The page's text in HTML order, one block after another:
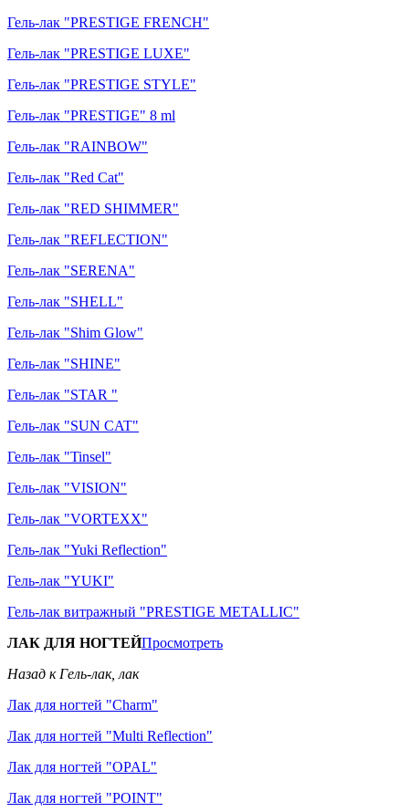
Гель-лак "PRESTIGE FRENCH"
Гель-лак "PRESTIGE LUXE"
Гель-лак "PRESTIGE STYLE"
Гель-лак "PRESTIGE" 8 ml
Гель-лак "RAINBOW"
Гель-лак "Red Cat"
Гель-лак "RED SHIMMER"
Гель-лак "REFLECTION"
Гель-лак "SERENA"
Гель-лак "SHELL"
Гель-лак "Shim Glow"
Гель-лак "SHINE"
Гель-лак "STAR "
Гель-лак "SUN CAT"
Гель-лак "Tinsel"
Гель-лак "VISION"
Гель-лак "VORTEXX"
Гель-лак "Yuki Reflection"
Гель-лак "YUKI"
Гель-лак витражный "PRESTIGE METALLIC"
ЛАК ДЛЯ НОГТЕЙПросмотреть
Назад к Гель-лак, лак
Лак для ногтей "Charm"
Лак для ногтей "Multi Reflection"
Лак для ногтей "OPAL"
Лак для ногтей "POINT"